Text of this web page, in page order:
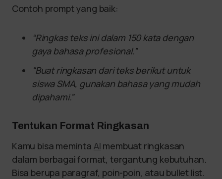
Contoh prompt yang baik:
“Ringkas teks ini dalam 150 kata dengan
gaya bahasa profesional.”
“Buat ringkasan dari teks berikut untuk
siswa SMA, gunakan bahasa yang mudah
dipahami.”
Tentukan Format Ringkasan
Kamu bisa meminta AI membuat ringkasan
dalam berbagai format, tergantung kebutuhan.
Bisa berupa paragraf, poin-poin, atau bullet list.